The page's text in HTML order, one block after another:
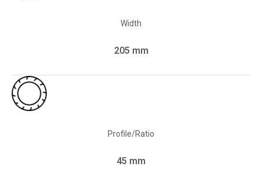
Width
205 mm
Profile/Ratio
45 mm